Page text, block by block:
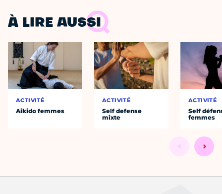
À LIRE AUSSI
ACTIVITÉ
Aikido femmes
ACTIVITÉ
Self defense
mixte
ACTIVITÉ
Self
femmes